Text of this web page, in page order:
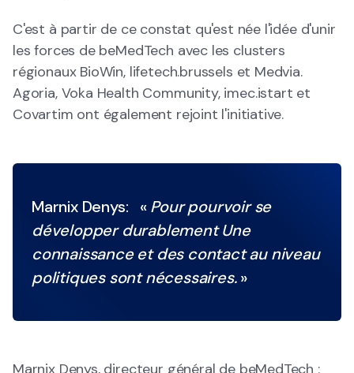
C'est à partir de ce constat qu'est née l'idée d'unir
les forces de beMedTech avec les clusters
régionaux BioWin, lifetech.brussels et Medvia.
Agoria, Voka Health Community, imec.istart et
Covartim ont également rejoint l'initiative.
Marnix Denys: «Pour pourvoir se
développer durablement Une
connaissance et des contact au niveau
politiques sont nécessaires.»
Marnix Denys, directeur général de beMedTech :